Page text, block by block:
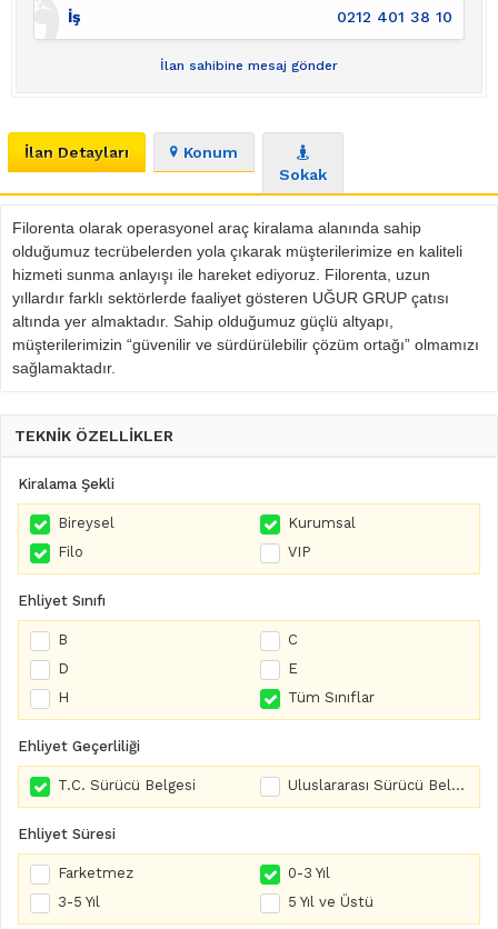
İş 0212 401 38 10
İlan sahibine mesaj gönder
İlan Detayları
Konum
Sokak
Filorenta olarak operasyonel araç kiralama alanında sahip
olduğumuz tecrübelerden yola çıkarak müşterilerimize en kaliteli
hizmeti sunma anlayışı ile hareket ediyoruz. Filorenta, uzun
yıllardır farklı sektörlerde faaliyet gösteren UĞUR GRUP çatısı
altında yer almaktadır. Sahip olduğumuz güçlü altyapı,
müşterilerimizin “güvenilir ve sürdürülebilir çözüm ortağı” olmamızı
sağlamaktadır.
TEKNİK ÖZELLİKLER
Kiralama Şekli
Bireysel
Kurumsal
Filo
VIP
Ehliyet Sınıfı
B
C
D
E
H
Tüm Sınıflar
Ehliyet Geçerliliği
T.C. Sürücü Belgesi Uluslararası Sürücü Belgesi
Ehliyet Süresi
Farketmez
0-3 Yıl
3-5 Yıl
5 Yıl ve Üstü